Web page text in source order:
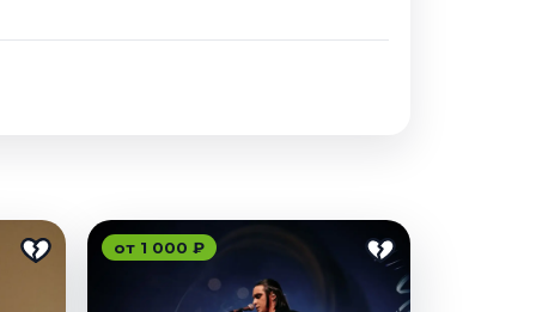
от 1 000 ₽